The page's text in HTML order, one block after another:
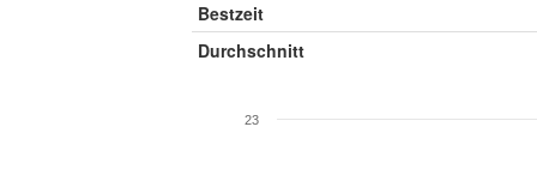
Bestzeit
Durchschnitt
23